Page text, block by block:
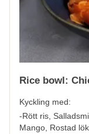
Rice bowl:
Kyckling med:
-Rött ris,
Mango, Rostad